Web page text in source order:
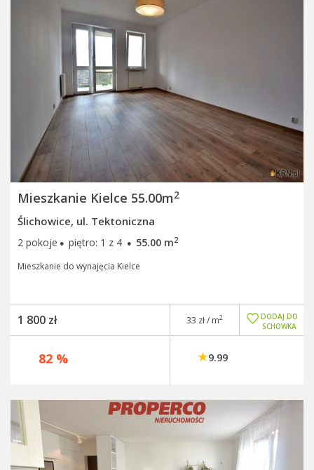
Mieszkanie Kielce 55.00m2
Ślichowice, ul. Tektoniczna
2 pokoje · piętro: 1 z 4 · 55.00 m2
Mieszkanie do wynajęcia Kielce
1 800 zł
DODAJ DO
SCHOWKA
33 zł / m2
82 % 9.99